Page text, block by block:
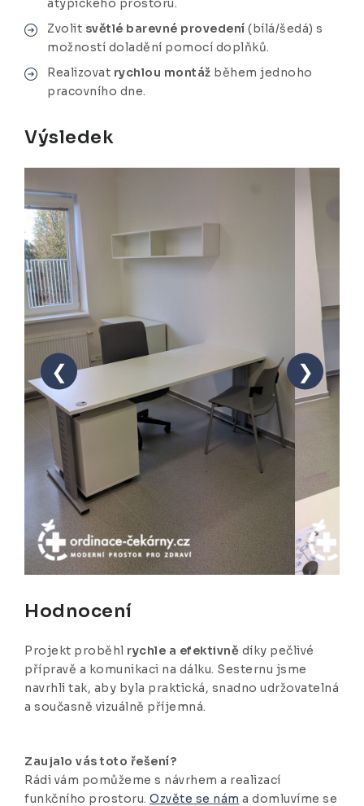
atypického prostoru.
Zvolit světlé barevné provedení (bílá/šedá) s
možností doladění pomocí doplňků.
Realizovat rychlou montáž během jednoho
pracovního dne.
Výsledek
❮ ❯
Hodnocení
Projekt proběhl rychle a efektivně díky pečlivé
přípravě a komunikaci na dálku. Sesternu jsme
navrhli tak, aby byla praktická, snadno udržovatelná
a současně vizuálně příjemná.
Zaujalo vás toto řešení?
Rádi vám pomůžeme s návrhem a realizací
funkčního prostoru. Ozvěte se nám a domluvíme se